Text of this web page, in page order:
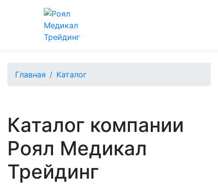
Главная Каталог
Каталог компании
Роял Медикал
Трейдинг